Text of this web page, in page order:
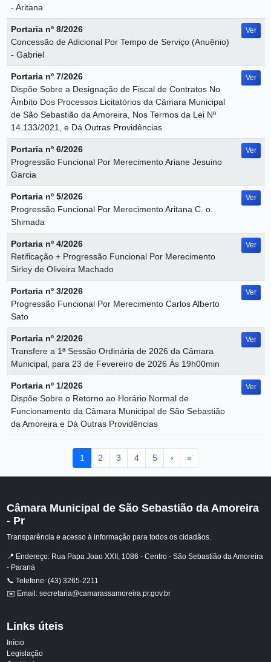
- Aritana
Portaria nº 8/2026
Concessão de Adicional Por Tempo de Serviço (Anuênio)
- Gabriel
Ver
Portaria nº 7/2026
Dispõe Sobre a Designação de Fiscal de Contratos No
Âmbito Dos Processos Licitatórios da Câmara Municipal
de São Sebastião da Amoreira, Nos Termos da Lei Nº
14.133/2021, e Dá Outras Providências
Ver
Portaria nº 6/2026
Progressão Funcional Por Merecimento Ariane Jesuino
Garcia
Ver
Portaria nº 5/2026
Progressão Funcional Por Merecimento Aritana C. o.
Shimada
Ver
Portaria nº 4/2026
Retificação + Progressão Funcional Por Merecimento
Sirley de Oliveira Machado
Ver
Portaria nº 3/2026
Progressão Funcional Por Merecimento Carlos Alberto
Sato
Ver
Portaria nº 2/2026
Transfere a 1ª Sessão Ordinária de 2026 da Câmara
Municipal, para 23 de Fevereiro de 2026 Às 19h00min
Ver
Portaria nº 1/2026
Dispõe Sobre o Retorno ao Horário Normal de
Funcionamento da Câmara Municipal de São Sebastião
da Amoreira e Dá Outras Providências
Ver
1 2 3 4 5 › »
Câmara Municipal de São Sebastião da Amoreira
- Pr
Transparência e acesso à informação para todos os cidadãos.
📍 Endereço: Rua Papa Joao XXII, 1086 - Centro - São Sebastião da Amoreira
- Paraná
📞 Telefone: (43) 3265-2211
✉️ Email: secretaria@camarassamoreira.pr.gov.br
Links úteis
Início
Legislação